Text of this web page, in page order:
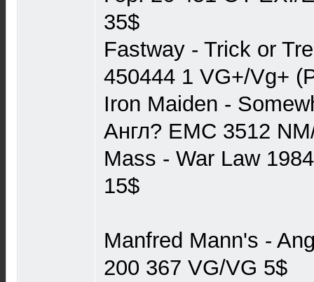
35$
Fastway - Trick or
450444 1 VG+/Vg+
Iron Maiden -
Англ? EMC 3512
Mass - War Law
15$
Manfred Mann's -
200 367 VG/VG 5$